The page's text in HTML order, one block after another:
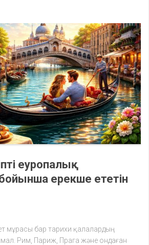
еуропалық
ерекше ететін
мұрасы бар тарихи қалалардың
Рим, Париж, Прага және ондаған